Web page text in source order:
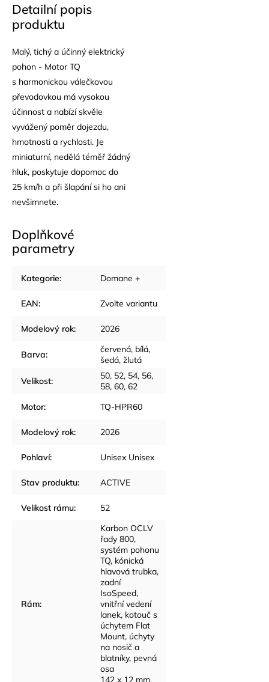
Detailní popis
produktu
Malý, tichý a účinný elektrický
pohon - Motor TQ
s harmonickou válečkovou
převodovkou má vysokou
účinnost a nabízí skvěle
vyvážený poměr dojezdu,
hmotnosti a rychlosti. Je
miniaturní, nedělá téměř žádný
hluk, poskytuje dopomoc do
25 km/h a při šlapání si ho ani
nevšimnete.
Doplňkové
parametry
Kategorie: Domane +
EAN: Zvolte variantu
Modelový rok: 2026
Barva: červená, bílá,
šedá, žlutá
Velikost: 50, 52, 54, 56,
58, 60, 62
Motor: TQ-HPR60
Modelový rok: 2026
Pohlaví: Unisex Unisex
Stav produktu: ACTIVE
Velikost rámu: 52
Rám:
Karbon OCLV
řady 800,
systém pohonu
TQ, kónická
hlavová trubka,
zadní
IsoSpeed,
vnitřní vedení
lanek, kotouč s
úchytem Flat
Mount, úchyty
na nosič a
blatníky, pevná
osa
142 x 12 mm.